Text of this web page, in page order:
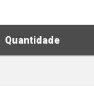
Quantidade